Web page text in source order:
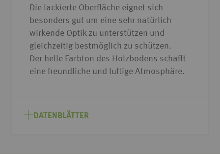
Die lackierte Oberfläche eignet sich
besonders gut um eine sehr natürlich
wirkende Optik zu unterstützen und
gleichzeitig bestmöglich zu schützen.
Der helle Farbton des Holzbodens schafft
eine freundliche und luftige Atmosphäre.
DATENBLÄTTER